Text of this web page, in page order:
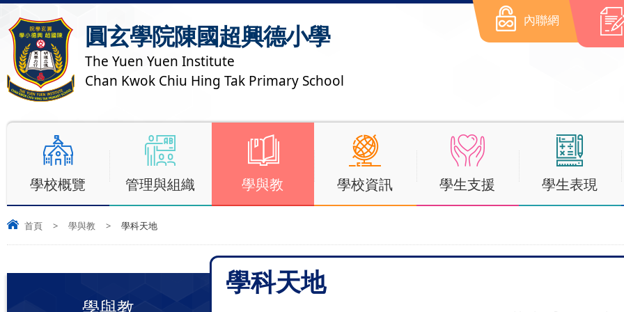
圓玄學院陳國超興德小學
The Yuen Yuen Institute
Chan Kwok Chiu Hing Tak Primary School
內聯網
學校概覽 管理與組織 學與教 學校資訊 學生支援 學生表現
首頁 > 學與教 > 學科天地
學科天地
學與教